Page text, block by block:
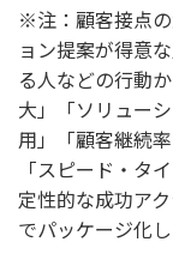
※注：顧客接点
ョン提案が得意
る人などの行動
大」「ソリュー
用」「顧客継続
「スピード・タ
定性的な成功ア
でパッケージ化